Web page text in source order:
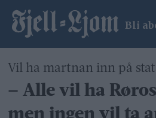
Bli
Vil ha martnan inn på
– Alle vil ha